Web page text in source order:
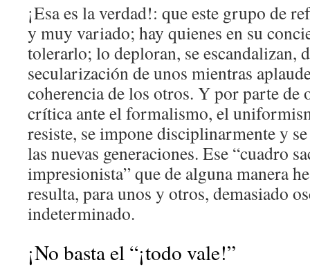
¡Esa es la verdad!: que este grupo de
y muy variado; hay quienes en su
tolerarlo; lo deploran, se escandalizan,
secularización de unos mientras
coherencia de los otros. Y por parte de
crítica ante el formalismo, el
resiste, se impone disciplinarmente y
las nuevas generaciones. Ese “cuadro
impresionista” que de alguna manera
resulta, para unos y otros, demasiado
indeterminado.
¡No basta el “¡todo vale!”